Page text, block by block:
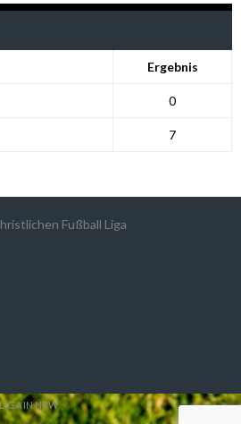
Ergebnis
0
7
Fußball Liga
IN NRW